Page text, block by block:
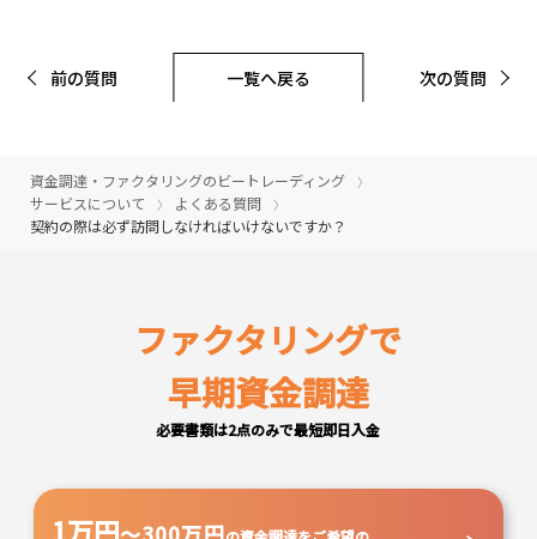
前の質問 一覧へ戻る 次の質問
資金調達・ファクタリングのビートレーディング
サービスについて
よくある質問
契約の際は必ず訪問しなければいけないですか？
ファクタリングで
早期資金調達
必要書類は2点のみで最短即日入金
1万円